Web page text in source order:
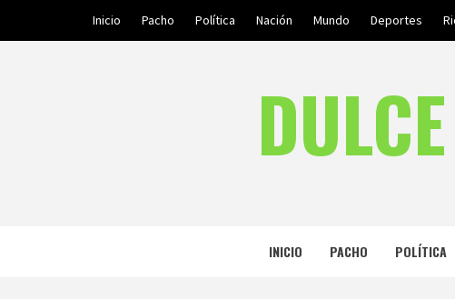
Inicio Pacho Política Nación Mundo Deportes
INICIO PACHO POLÍTICA